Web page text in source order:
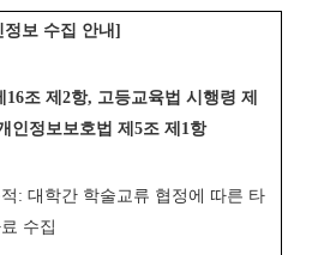
정보 수집 안내]
조 제2항, 고등교육법 시행령 제
인정보보호법 제5조 제1항
: 대학간 학술교류 협정에 따른 타
수집